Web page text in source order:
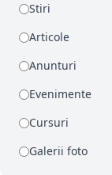
Stiri
Articole
Anunturi
Evenimente
Cursuri
Galerii foto